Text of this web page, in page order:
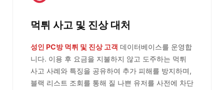
먹튀 사고 및 진상 대처
성인 PC방 먹튀 및 진상 고객 데이터베이스를 운영합
니다. 이용 후 요금을 지불하지 않고 도주하는 먹튀
사고 사례와 특징을 공유하여 추가 피해를 방지하며,
블랙 리스트 조회를 통해 질 나쁜 유저를 사전에 차단